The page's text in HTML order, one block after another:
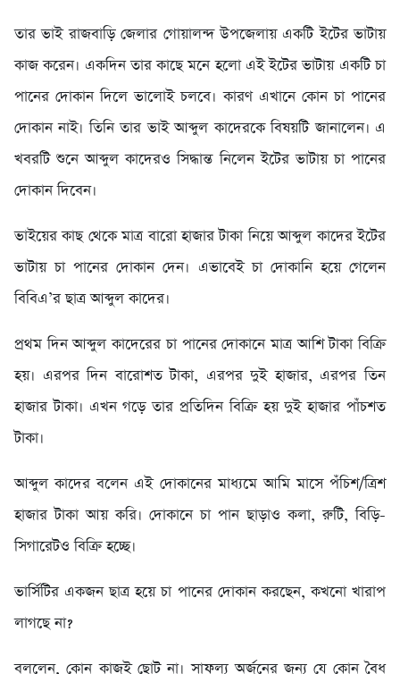
তার ভাই রাজবাড়ি জেলার গোয়ালন্দ উপজেলায় একটি ইটের ভাটায়
কাজ করেন। একদিন তার কাছে মনে হলো এই ইটের ভাটায় একটি চা
পানের দোকান দিলে ভালোই চলবে। কারণ এখানে কোন চা পানের
দোকান নাই। তিনি তার ভাই আব্দুল কাদেরকে বিষয়টি জানালেন। এ
খবরটি শুনে আব্দুল কাদেরও সিদ্ধান্ত নিলেন ইটের ভাটায় চা পানের
দোকান দিবেন।
ভাইয়ের কাছ থেকে মাত্র বারো হাজার টাকা নিয়ে আব্দুল কাদের ইটের
ভাটায় চা পানের দোকান দেন। এভাবেই চা দোকানি হয়ে গেলেন
বিবিএ’র ছাত্র আব্দুল কাদের।
প্রথম দিন আব্দুল কাদেরের চা পানের দোকানে মাত্র আশি টাকা বিক্রি
হয়। এরপর দিন বারোশত টাকা, এরপর দুই হাজার, এরপর তিন
হাজার টাকা। এখন গড়ে তার প্রতিদিন বিক্রি হয় দুই হাজার পাঁচশত
টাকা।
আব্দুল কাদের বলেন এই দোকানের মাধ্যমে আমি মাসে পঁচিশ/ত্রিশ
হাজার টাকা আয় করি। দোকানে চা পান ছাড়াও কলা, রুটি, বিড়ি-
সিগারেটও বিক্রি হচ্ছে।
ভার্সিটির একজন ছাত্র হয়ে চা পানের দোকান করছেন, কখনো খারাপ
লাগছে না?
বললেন, কোন কাজই ছোট না। সাফল্য অর্জনের জন্য যে কোন বৈধ